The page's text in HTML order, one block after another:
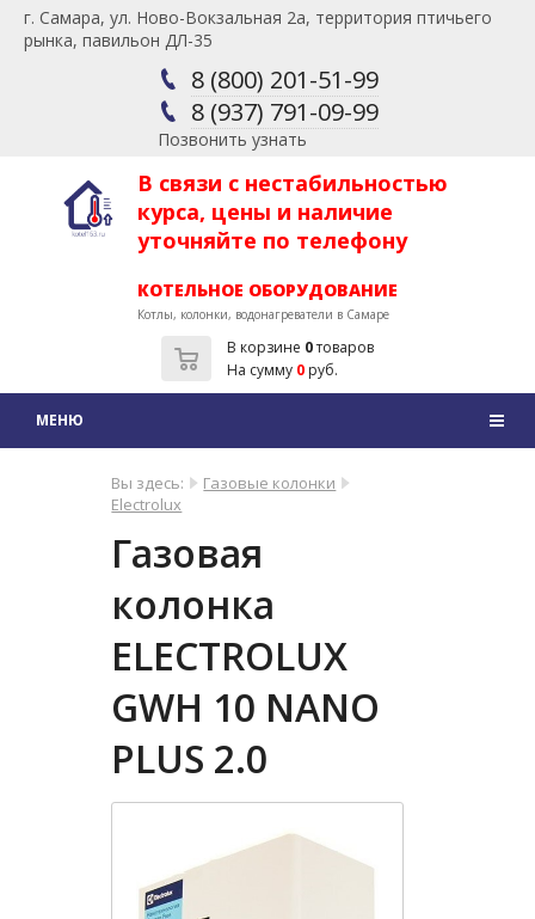
г. Самара, ул. Ново-Вокзальная 2а, территория птичьего
рынка, павильон ДЛ-35
8 (800) 201-51-99
8 (937) 791-09-99
Позвонить узнать
В связи с нестабильностью
курса, цены и наличие
уточняйте по телефону
КОТЕЛЬНОЕ ОБОРУДОВАНИЕ
Котлы, колонки, водонагреватели в Самаре
В корзине 0товаров
На сумму 0руб.
Вы здесь:
Газовые колонки
Electrolux
Газовая
колонка
ELECTROLUX
GWH 10 NANO
PLUS 2.0